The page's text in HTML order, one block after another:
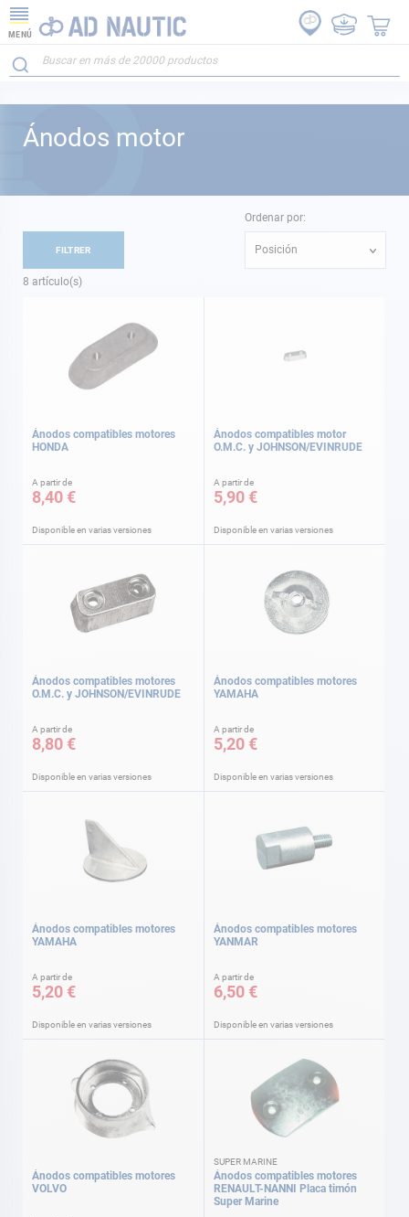
MENÚ
Ánodos motor
8 artículo(s)
Ordenar por:
Posición
Ánodos compatibles motores
HONDA
A partir de
8,40 €
Disponible en varias versiones
Ánodos compatibles motor
O.M.C. y JOHNSON/EVINRUDE
A partir de
5,90 €
Disponible en varias versiones
Ánodos compatibles motores
O.M.C. y JOHNSON/EVINRUDE
A partir de
8,80 €
Disponible en varias versiones
Ánodos compatibles motores
YAMAHA
A partir de
5,20 €
Disponible en varias versiones
Ánodos compatibles motores
YAMAHA
A partir de
5,20 €
Disponible en varias versiones
Ánodos compatibles motores
YANMAR
A partir de
6,50 €
Disponible en varias versiones
Ánodos compatibles motores
VOLVO
SUPER MARINE
Ánodos compatibles motores
RENAULT-NANNI Placa timón
Super Marine
FILTRER